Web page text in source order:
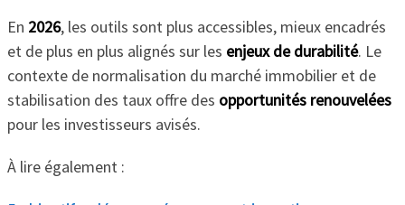
En 2026, les outils sont plus accessibles, mieux encadrés
et de plus en plus alignés sur les enjeux de durabilité. Le
contexte de normalisation du marché immobilier et de
stabilisation des taux offre des opportunités renouvelées
pour les investisseurs avisés.
À lire également :